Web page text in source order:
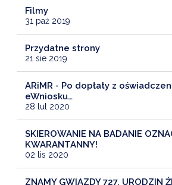
Filmy
31 paź 2019
Przydatne strony
21 sie 2019
ARiMR - Po dopłaty z
eWniosku…
28 lut 2020
SKIEROWANIE NA BADANIE
KWARANTANNY!
02 lis 2020
ZNAMY GWIAZDY 727. URODZIN